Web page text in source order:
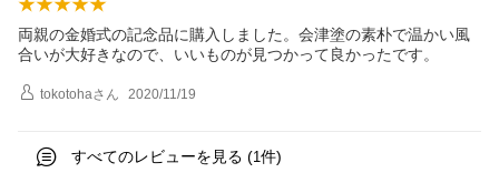
両親の金婚式の記念品に購入しました。会津塗の素朴で温かい風
合いが大好きなので、いいものが見つかって良かったです。
tokotohaさん 2020/11/19
すべてのレビューを見る (1件)